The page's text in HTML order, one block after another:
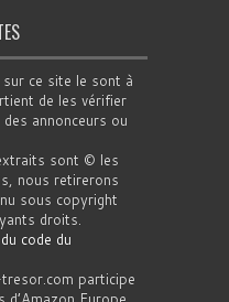
ce site le sont à
de les vérifier
annonceurs ou
sont © les
nous retirerons
sous copyright
droits.
code du
participe